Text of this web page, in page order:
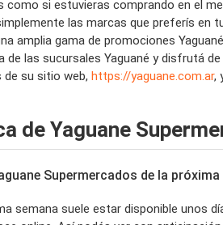
si estuvieras comprando en el
las marcas que preferís en
amplia gama de promociones
las sucursales Yaguané y disfrutá
su sitio web, https://yaguane.com.ar,
de Yaguane
Supermercados de la próxima
semana suele estar disponible unos